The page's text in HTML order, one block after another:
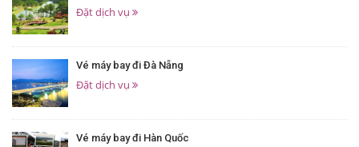
Đặt dịch vụ
Vé máy bay đi Đà Nẵng
Đặt dịch vụ
Vé máy bay đi Hàn Quốc